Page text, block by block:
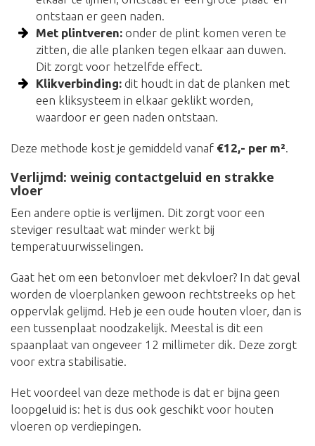
ontstaan er geen naden.
Met plintveren: onder de plint komen veren te
zitten, die alle planken tegen elkaar aan duwen.
Dit zorgt voor hetzelfde effect.
Klikverbinding: dit houdt in dat de planken met
een kliksysteem in elkaar geklikt worden,
waardoor er geen naden ontstaan.
Deze methode kost je gemiddeld vanaf €12,- per m²
Verlijmd: weinig contactgeluid en strakke
vloer
Een andere optie is verlijmen. Dit zorgt voor een
steviger resultaat wat minder werkt bij
temperatuurwisselingen.
Gaat het om een betonvloer met dekvloer? In dat geval
worden de vloerplanken gewoon rechtstreeks op het
oppervlak gelijmd. Heb je een oude houten vloer, dan is
een tussenplaat noodzakelijk. Meestal is dit een
spaanplaat van ongeveer 12 millimeter dik. Deze zorgt
voor extra stabilisatie.
Het voordeel van deze methode is dat er bijna geen
loopgeluid is: het is dus ook geschikt voor houten
vloeren op verdiepingen.